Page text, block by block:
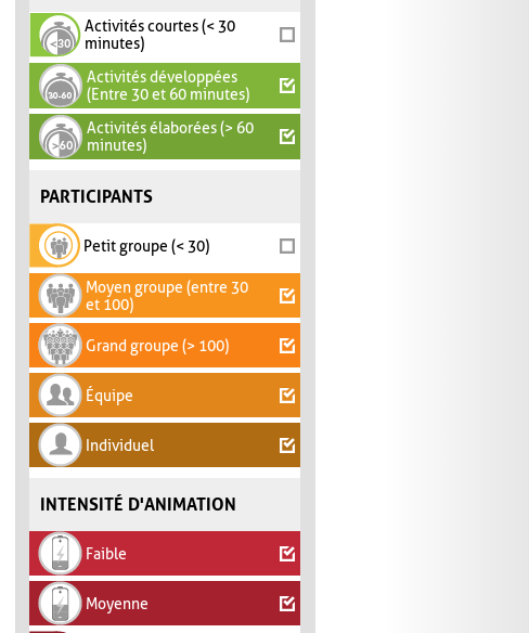
Activités courtes (< 30
minutes)
Activités développées
(Entre 30 et 60 minutes)
Activités élaborées (> 60
minutes)
PARTICIPANTS
Petit groupe (< 30)
Moyen groupe (entre 30
et 100)
Grand groupe (> 100)
Équipe
Individuel
INTENSITÉ D'ANIMATION
Faible
Moyenne